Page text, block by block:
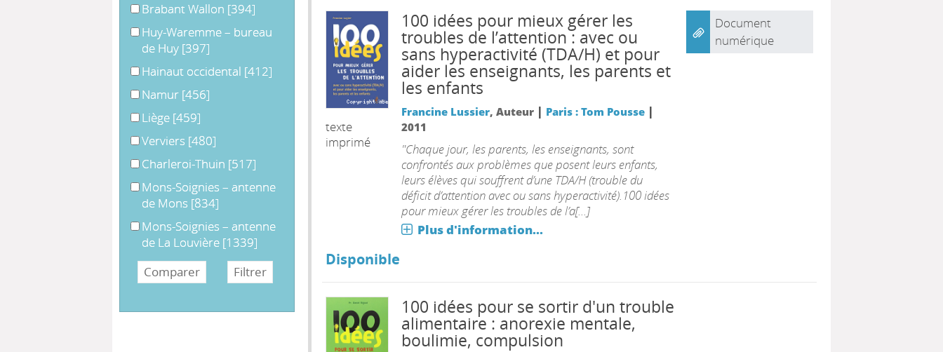
texte
imprimé
100 idées pour mieux gérer les
troubles de l’attention : avec ou
sans hyperactivité (TDA/H) et pour
aider les enseignants, les parents et
les enfants
Francine Lussier, Auteur | Paris : Tom Pousse|
2011
"Chaque jour, les parents, les enseignants, sont
confrontés aux problèmes que posent leurs enfants,
leurs élèves qui souffrent d’une TDA/H (trouble du
déficit d’attention avec ou sans hyperactivité).100 idées
pour mieux gérer les troubles de l’a[...]
Plus d'information...
Document
numérique
Disponible
100 idées pour se sortir d'un trouble
alimentaire : anorexie mentale,
boulimie, compulsion
Brabant Wallon
Brabant Wallon [394]
Huy-Waremme – bureau de Huy
Huy-Waremme – bureau
de Huy [397]
Hainaut occidental
Hainaut occidental [412]
Namur
Namur [456]
Liège
Liège [459]
Verviers
Verviers [480]
Charleroi-Thuin
Charleroi-Thuin [517]
Mons-Soignies – antenne de Mons
Mons-Soignies – antenne
de Mons [834]
Mons-Soignies – antenne de La Louvière
Mons-Soignies – antenne
de La Louvière [1339]